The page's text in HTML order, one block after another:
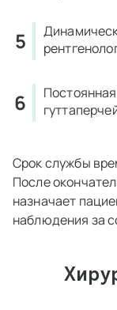
Срок службы
После
назначает
наблюдения за